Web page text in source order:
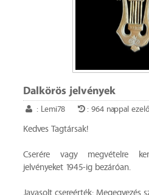
Dalkörös jelvények
: Lemi78 : 964 nappal
Kedves Tagtársak!
Cserére vagy megvételre
jelvényeket 1945-ig bezáróan.